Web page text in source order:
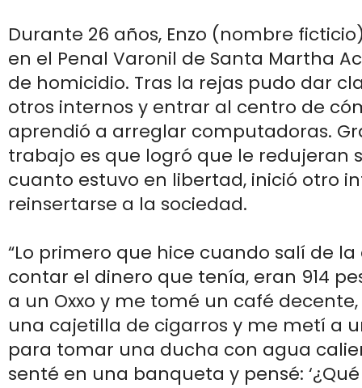
Durante 26 años, Enzo (nombre
en el Penal Varonil de Santa Martha
de homicidio. Tras la rejas pudo dar
otros internos y entrar al centro de
aprendió a arreglar computadoras.
trabajo es que logró que le redujeran
cuanto estuvo en libertad, inició otro
reinsertarse a la sociedad.
“Lo primero que hice cuando salí de
contar el dinero que tenía, eran 914
a un Oxxo y me tomé un café
una cajetilla de cigarros y me metí a
para tomar una ducha con agua
senté en una banqueta y pensé: ‘¿Qué